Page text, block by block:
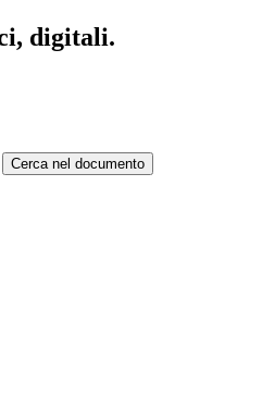
digitali.
Cerca nel documento